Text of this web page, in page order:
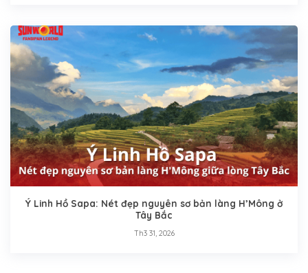
Ý Linh Hồ Sapa: Nét đẹp nguyên sơ bản làng H’Mông ở
Tây Bắc
Th3 31, 2026